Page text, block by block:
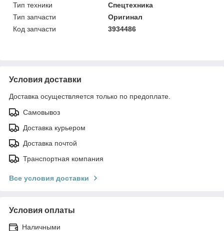
Тип техники
Спецтехника
Тип запчасти
Оригинал
Код запчасти
3934486
Условия доставки
Доставка осуществляется только по предоплате.
Самовывоз
Доставка курьером
Доставка почтой
Транспортная компания
Все условия доставки
Условия оплаты
Наличными